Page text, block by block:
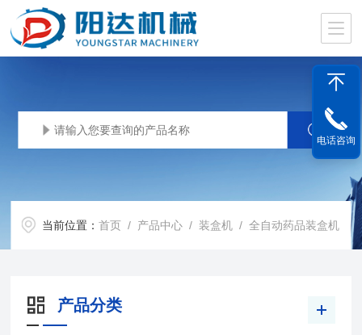
当前位置：首页 / 产品中心 / 装盒机 /全自动药品装盒机
产品分类
电话咨询